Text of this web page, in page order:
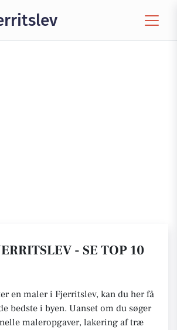
- SE TOP 10
en maler i Fjerritslev, kan du her få
bedste i byen. Uanset om du søger
maleropgaver, lakering af træ